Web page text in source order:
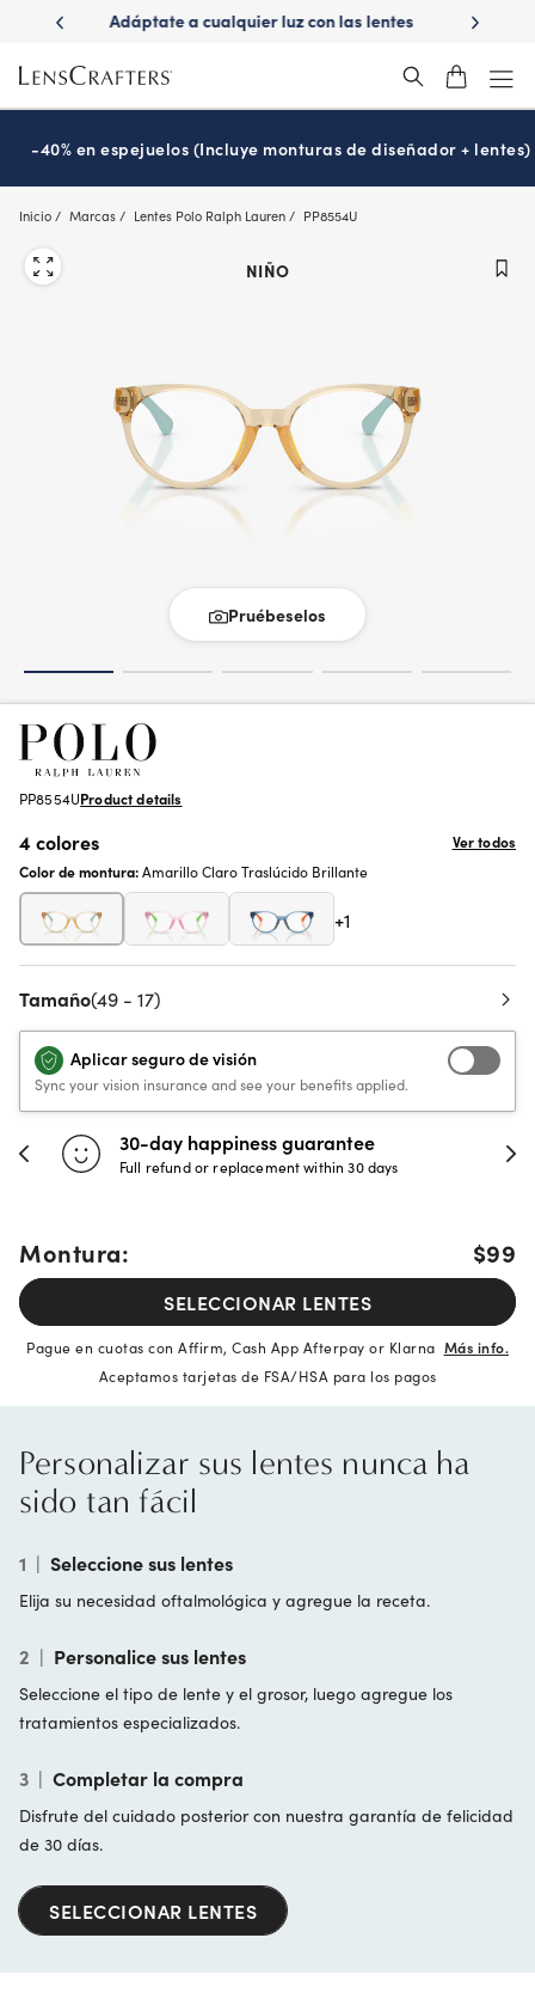
main
content
las lentes
¿Es hora de tu examen de la vista?
Disfruta
-40% en espejuelos (Incluye monturas de diseñador + lentes)
Inicio Marcas Lentes Polo Ralph Lauren PP8554U
NIÑO
Pruébeselos
PP8554UProduct details
4 colores
Ver todos
Color de montura:Amarillo Claro Traslúcido Brillante
+1
Tamaño(49 - 17)
Aplicar seguro de visión
Sync your vision insurance and see your benefits applied.
30-day happiness guarantee
Full refund or replacement within 30 days
Montura: $99
SELECCIONAR LENTES
Pague en cuotas con Affirm, Cash App Afterpay or Klarna Más info.
Aceptamos tarjetas de FSA/HSA para los pagos
Personalizar sus lentes nunca ha
sido tan fácil
1 | Seleccione sus lentes
Elija su necesidad oftalmológica y agregue la receta.
2 | Personalice sus lentes
Seleccione el tipo de lente y el grosor, luego agregue los
tratamientos especializados.
3 | Completar la compra
Disfrute del cuidado posterior con nuestra garantía de felicidad
de 30 días.
SELECCIONAR LENTES